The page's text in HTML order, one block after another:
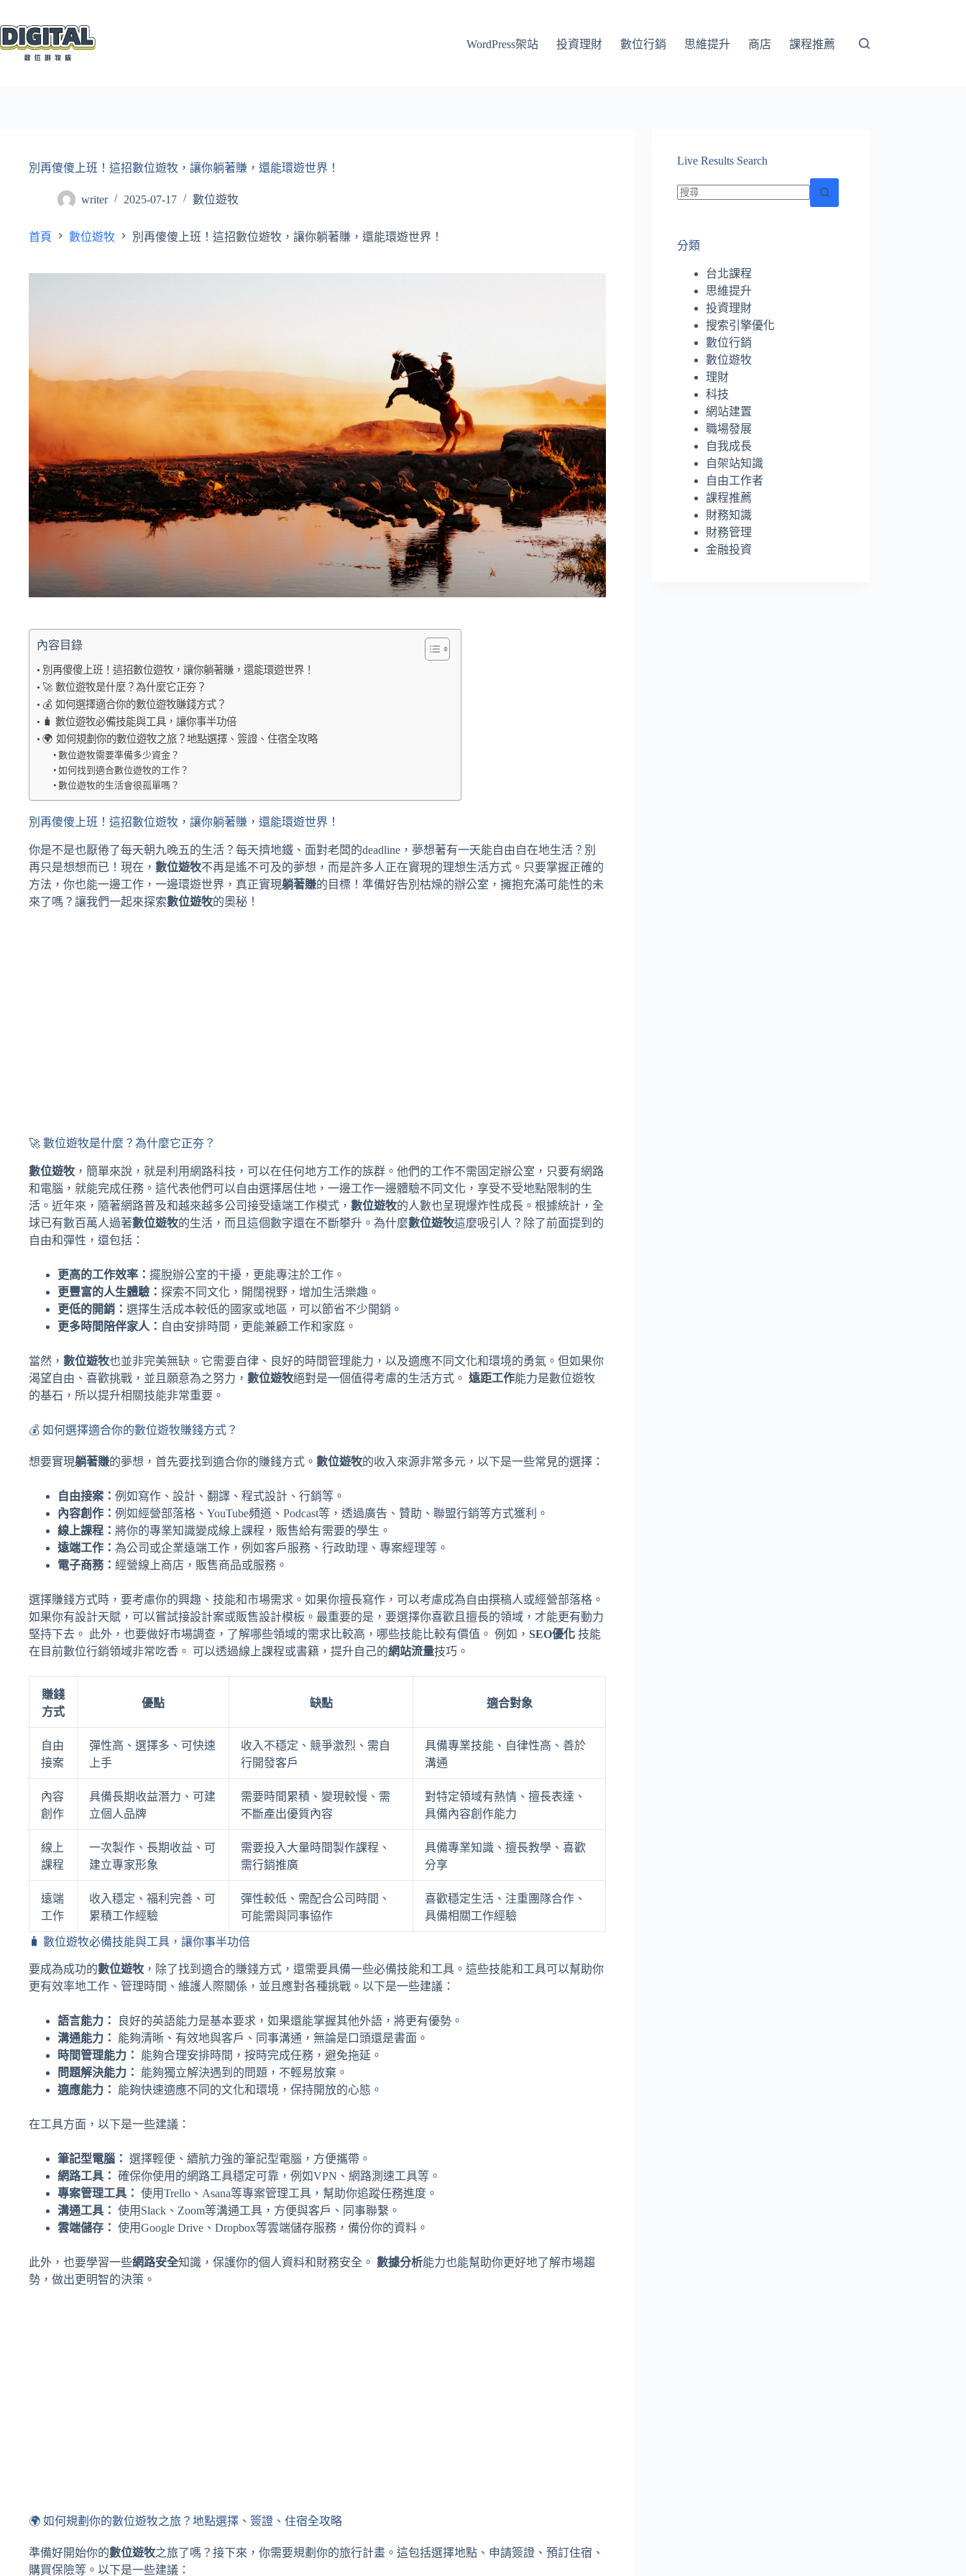
至
主
WordPress架站 投資理財 數位行銷 思維提升 商店 課程推薦
別再傻傻上班！這招數位遊牧，讓你躺著賺，還能環遊世界！
writer 2025-07-17 數位遊牧
首頁 數位遊牧 別再傻傻上班！這招數位遊牧，讓你躺著賺，還能環遊世界！
內容目錄
別再傻傻上班！這招數位遊牧，讓你躺著賺，還能環遊世界！
🚀 數位遊牧是什麼？為什麼它正夯？
💰 如何選擇適合你的數位遊牧賺錢方式？
🧳 數位遊牧必備技能與工具，讓你事半功倍
🌍 如何規劃你的數位遊牧之旅？地點選擇、簽證、住宿全攻略
數位遊牧需要準備多少資金？
如何找到適合數位遊牧的工作？
數位遊牧的生活會很孤單嗎？
別再傻傻上班！這招數位遊牧，讓你躺著賺，還能環遊世界！
你是不是也厭倦了每天朝九晚五的生活？每天擠地鐵、面對老闆的deadline，夢想著有一天能自由自在地生活？別
再只是想想而已！現在， 數位遊牧不再是遙不可及的夢想，而是許多人正在實現的理想生活方式。只要掌握正確的
方法，你也能一邊工作，一邊環遊世界，真正實現躺著賺的目標！準備好告別枯燥的辦公室，擁抱充滿可能性的未
來了嗎？讓我們一起來探索數位遊牧的奧秘！
🚀 數位遊牧是什麼？為什麼它正夯？
數位遊牧 ，簡單來說，就是利用網路科技，可以在任何地方工作的族群。他們的工作不需固定辦公室，只要有網路
和電腦，就能完成任務。這代表他們可以自由選擇居住地，一邊工作一邊體驗不同文化，享受不受地點限制的生
活。近年來，隨著網路普及和越來越多公司接受遠端工作模式， 數位遊牧的人數也呈現爆炸性成長。根據統計，全
球已有數百萬人過著數位遊牧的生活，而且這個數字還在不斷攀升。為什麼數位遊牧這麼吸引人？除了前面提到的
自由和彈性，還包括：
更高的工作效率： 擺脫辦公室的干擾，更能專注於工作。
更豐富的人生體驗： 探索不同文化，開闊視野，增加生活樂趣。
更低的開銷： 選擇生活成本較低的國家或地區，可以節省不少開銷。
更多時間陪伴家人： 自由安排時間，更能兼顧工作和家庭。
當然， 數位遊牧也並非完美無缺。它需要自律、良好的時間管理能力，以及適應不同文化和環境的勇氣。但如果你
渴望自由、喜歡挑戰，並且願意為之努力， 數位遊牧絕對是一個值得考慮的生活方式。 遠距工作能力是數位遊牧
的基石，所以提升相關技能非常重要。
💰 如何選擇適合你的數位遊牧賺錢方式？
想要實現躺著賺的夢想，首先要找到適合你的賺錢方式。 數位遊牧的收入來源非常多元，以下是一些常見的選擇：
自由接案： 例如寫作、設計、翻譯、程式設計、行銷等。
內容創作： 例如經營部落格、YouTube頻道、Podcast等，透過廣告、贊助、聯盟行銷等方式獲利。
線上課程： 將你的專業知識變成線上課程，販售給有需要的學生。
遠端工作： 為公司或企業遠端工作，例如客戶服務、行政助理、專案經理等。
電子商務： 經營線上商店，販售商品或服務。
選擇賺錢方式時，要考慮你的興趣、技能和市場需求。如果你擅長寫作，可以考慮成為自由撰稿人或經營部落格。
如果你有設計天賦，可以嘗試接設計案或販售設計模板。最重要的是，要選擇你喜歡且擅長的領域，才能更有動力
堅持下去。 此外，也要做好市場調查，了解哪些領域的需求比較高，哪些技能比較有價值。 例如， SEO優化 技能
在目前數位行銷領域非常吃香。 可以透過線上課程或書籍，提升自己的網站流量技巧。
賺錢
方式
優點 缺點 適合對象
自由
接案
彈性高、選擇多、可快速
上手
收入不穩定、競爭激烈、需自
行開發客戶
具備專業技能、自律性高、善於
溝通
內容
創作
具備長期收益潛力、可建
立個人品牌
需要時間累積、變現較慢、需
不斷產出優質內容
對特定領域有熱情、擅長表達、
具備內容創作能力
線上
課程
一次製作、長期收益、可
建立專家形象
需要投入大量時間製作課程、
需行銷推廣
具備專業知識、擅長教學、喜歡
分享
遠端
工作
收入穩定、福利完善、可
累積工作經驗
彈性較低、需配合公司時間、
可能需與同事協作
喜歡穩定生活、注重團隊合作、
具備相關工作經驗
🧳 數位遊牧必備技能與工具，讓你事半功倍
要成為成功的數位遊牧 ，除了找到適合的賺錢方式，還需要具備一些必備技能和工具。這些技能和工具可以幫助你
更有效率地工作、管理時間、維護人際關係，並且應對各種挑戰。以下是一些建議：
語言能力：
良好的英語能力是基本要求，如果還能掌握其他外語，將更有優勢。
溝通能力：
能夠清晰、有效地與客戶、同事溝通，無論是口頭還是書面。
時間管理能力：
能夠合理安排時間，按時完成任務，避免拖延。
問題解決能力：
能夠獨立解決遇到的問題，不輕易放棄。
適應能力：
能夠快速適應不同的文化和環境，保持開放的心態。
在工具方面，以下是一些建議：
筆記型電腦： 選擇輕便、續航力強的筆記型電腦，方便攜帶。
網路工具： 確保你使用的網路工具穩定可靠，例如VPN、網路測速工具等。
專案管理工具： 使用Trello、Asana等專案管理工具，幫助你追蹤任務進度。
溝通工具： 使用Slack、Zoom等溝通工具，方便與客戶、同事聯繫。
雲端儲存： 使用Google Drive、Dropbox等雲端儲存服務，備份你的資料。
此外，也要學習一些網路安全知識，保護你的個人資料和財務安全。 數據分析能力也能幫助你更好地了解市場趨
勢，做出更明智的決策。
🌍 如何規劃你的數位遊牧之旅？地點選擇、簽證、住宿全攻略
準備好開始你的數位遊牧之旅了嗎？接下來，你需要規劃你的旅行計畫。這包括選擇地點、申請簽證、預訂住宿、
購買保險等。以下是一些建議：
Live Results Search
到
分類
台北課程
思維提升
投資理財
搜索引擎優化
數位行銷
數位遊牧
理財
科技
網站建置
職場發展
自我成長
自架站知識
自由工作者
課程推薦
財務知識
財務管理
金融投資